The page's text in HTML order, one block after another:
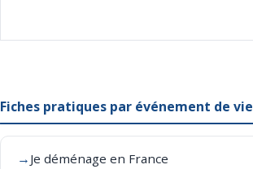
Fiches pratiques par événement de vie
→ Je déménage en France